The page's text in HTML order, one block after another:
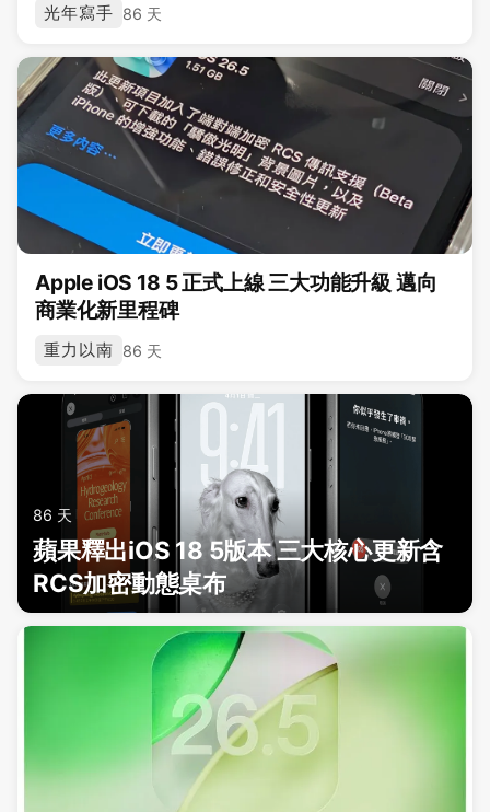
光年寫手 86 天
Apple iOS 18 5 正式上線 三大功能升級 邁向
商業化新里程碑
重力以南 86 天
86 天
蘋果釋出iOS 18 5版本 三大核心更新含
RCS加密動態桌布